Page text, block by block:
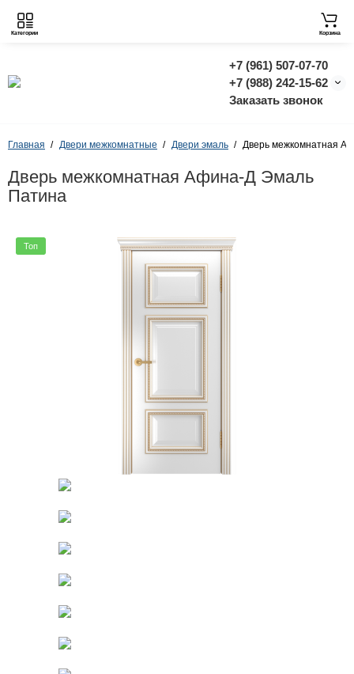
+7 (961) 507-07-70
+7 (988) 242-15-62
Заказать звонок
Категории Корзина
Главная Двери межкомнатные Двери эмаль Дверь межкомнатная
Дверь межкомнатная Афина-Д Эмаль
Патина
Топ